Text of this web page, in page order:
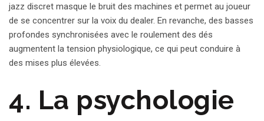
jazz discret masque le bruit des machines et permet au joueur
de se concentrer sur la voix du dealer. En revanche, des basses
profondes synchronisées avec le roulement des dés
augmentent la tension physiologique, ce qui peut conduire à
des mises plus élevées.
4. La psychologie